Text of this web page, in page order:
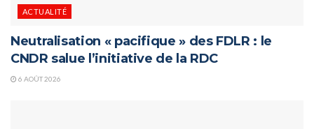
ACTUALITÉ
Neutralisation « pacifique » des FDLR : le
CNDR salue l’initiative de la RDC
6 AOÛT 2026